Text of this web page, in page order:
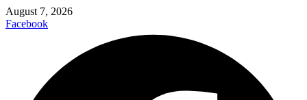
August 7, 2026
Facebook